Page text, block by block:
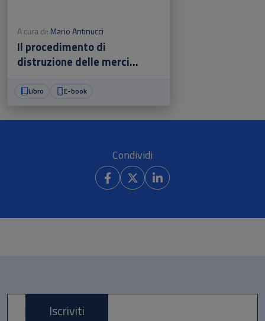
A cura di: Mario Antinucci
Il procedimento di
distruzione delle merci
Libro E-book
Condividi
E-mail *Iscriviti